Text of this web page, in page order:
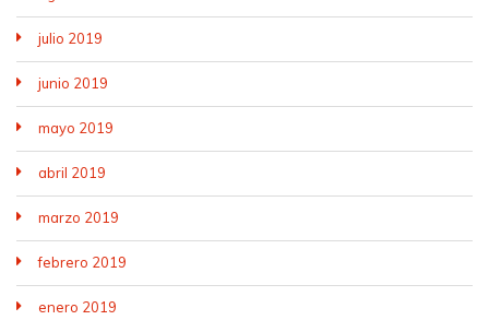
julio 2019
junio 2019
mayo 2019
abril 2019
marzo 2019
febrero 2019
enero 2019